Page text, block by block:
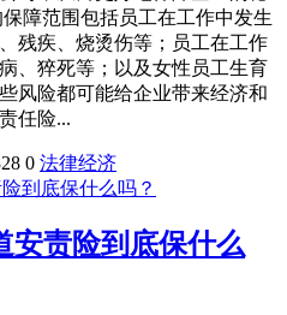
障范围包括员工在工作中发生
残疾、烧烫伤等；员工在工作
、猝死等；以及女性员工生育
风险都可能给企业带来经济和
任险...
0 法律经济
安责险到底保什么